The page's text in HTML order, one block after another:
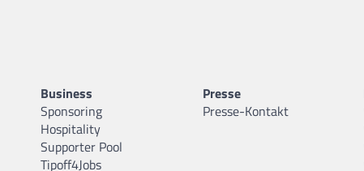
Business
Sponsoring
Hospitality
Supporter Pool
Tipoff4Jobs
Presse
Presse-Kontakt